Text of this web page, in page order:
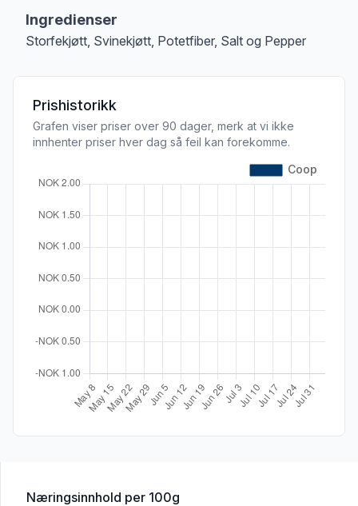
Ingredienser
Storfekjøtt, Svinekjøtt, Potetfiber, Salt og Pepper
Prishistorikk
Grafen viser priser over 90 dager, merk at vi ikke
innhenter priser hver dag så feil kan forekomme.
Næringsinnhold for 'Coop Rørosburger 700g'
per 100g